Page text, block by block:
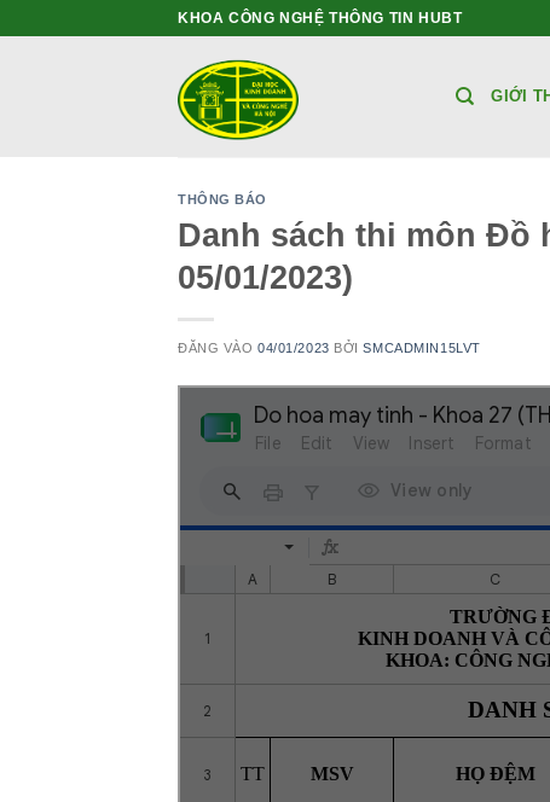
KHOA CÔNG NGHỆ THÔNG TIN HUBT
GIỚI
THÔNG BÁO
Danh sách thi môn Đồ
05/01/2023)
ĐĂNG VÀO04/01/2023 BỞISMCADMIN15LVT